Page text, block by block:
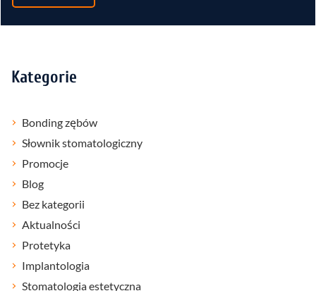
Kategorie
Bonding zębów
Słownik stomatologiczny
Promocje
Blog
Bez kategorii
Aktualności
Protetyka
Implantologia
Stomatologia estetyczna